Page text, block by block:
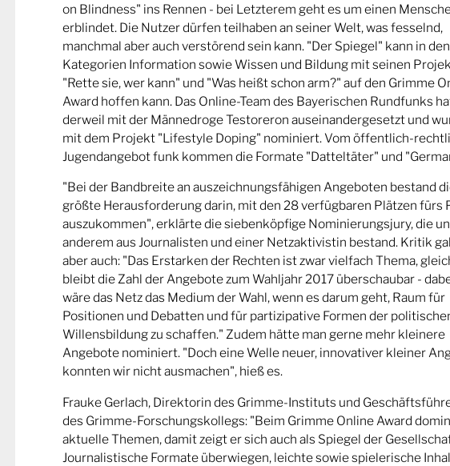
on Blindness" ins Rennen - bei Letzterem geht es um einen
erblindet. Die Nutzer dürfen teilhaben an seiner Welt, was fesselnd,
manchmal aber auch verstörend sein kann. "Der Spiegel" kann in den
Kategorien Information sowie Wissen und Bildung mit seinen
"Rette sie, wer kann" und "Was heißt schon arm?" auf den Grimme
Award hoffen kann. Das Online-Team des Bayerischen Rundfunks
derweil mit der Männedroge Testoreron auseinandergesetzt und
mit dem Projekt "Lifestyle Doping" nominiert. Vom öffentlich-
Jugendangebot funk kommen die Formate "Datteltäter" und
"Bei der Bandbreite an auszeichnungsfähigen Angeboten bestand
größte Herausforderung darin, mit den 28 verfügbaren Plätzen fürs
auszukommen", erklärte die siebenköpfige Nominierungsjury, die
anderem aus Journalisten und einer Netzaktivistin bestand. Kritik
aber auch: "Das Erstarken der Rechten ist zwar vielfach Thema,
bleibt die Zahl der Angebote zum Wahljahr 2017 überschaubar -
wäre das Netz das Medium der Wahl, wenn es darum geht, Raum für
Positionen und Debatten und für partizipative Formen der
Willensbildung zu schaffen." Zudem hätte man gerne mehr kleinere
Angebote nominiert. "Doch eine Welle neuer, innovativer kleiner
konnten wir nicht ausmachen", hieß es.
Frauke Gerlach, Direktorin des Grimme-Instituts und
des Grimme-Forschungskollegs: "Beim Grimme Online Award
aktuelle Themen, damit zeigt er sich auch als Spiegel der
Journalistische Formate überwiegen, leichte sowie spielerische